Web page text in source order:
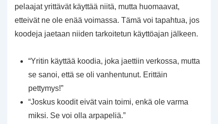
pelaajat yrittävät käyttää niitä, mutta huomaavat,
etteivät ne ole enää voimassa. Tämä voi tapahtua, jos
koodeja jaetaan niiden tarkoitetun käyttöajan jälkeen.
“Yritin käyttää koodia, joka jaettiin verkossa, mutta
se sanoi, että se oli vanhentunut. Erittäin
pettymys!”
“Joskus koodit eivät vain toimi, enkä ole varma
miksi. Se voi olla arpapeliä.”